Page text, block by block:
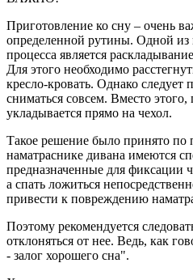
Приготовление ко сну – очень
определенной рутины. Одной
процесса является
Для этого необходимо
кресло-кровать. Однако следует
сниматься совсем. Вместо этого,
укладывается прямо на чехол.
Такое решение было принято по
наматраснике дивана имеются
предназначенные для фиксации
а спать ложиться
привести к повреждению
Поэтому рекомендуется
отклоняться от нее. Ведь, как
- залог хорошего сна".